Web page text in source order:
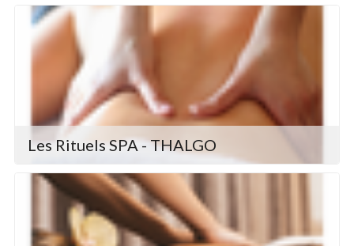
Les Rituels SPA - THALGO